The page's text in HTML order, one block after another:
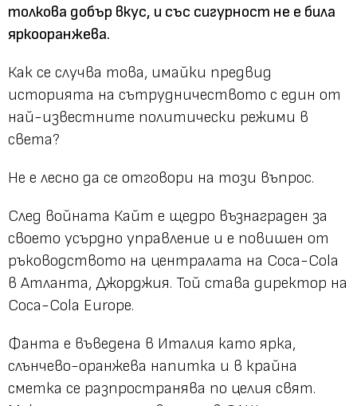
толкова добър вкус, и със сигурност не е била
яркооранжева.
Как се случва това, имайки предвид
историята на сътрудничеството с един от
най-известните политически режими в
света?
Не е лесно да се отговори на този въпрос.
След войната Кайт е щедро възнаграден за
своето усърдно управление и е повишен от
ръководството на централата на Coca-Cola
в Атланта, Джорджия. Той става директор на
Coca-Cola Europe.
Фанта е въведена в Италия като ярка,
слънчево-оранжева напитка и в крайна
сметка се разпространява по целия свят.